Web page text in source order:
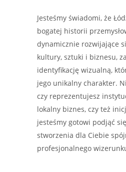
Jesteśmy świadomi, że
bogatej historii
dynamicznie rozwijające
kultury, sztuki i biznesu,
identyfikację wizualną,
jego unikalny charakter.
czy reprezentujesz
lokalny biznes, czy też
jesteśmy gotowi podjąć
stworzenia dla Ciebie
profesjonalnego